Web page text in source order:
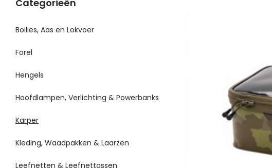
Categorieën
Boilies, Aas en Lokvoer
Forel
Hengels
Hoofdlampen, Verlichting & Powerbanks
Karper
Kleding, Waadpakken & Laarzen
Leefnetten & Leefnettassen